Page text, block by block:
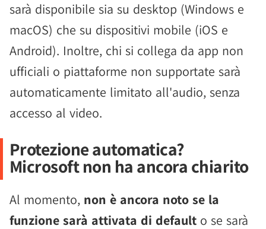
sarà disponibile sia su desktop (Windows e
macOS) che su dispositivi mobile (iOS e
Android). Inoltre, chi si collega da app non
ufficiali o piattaforme non supportate sarà
automaticamente limitato all'audio, senza
accesso al video.
Protezione automatica?
Microsoft non ha ancora chiarito
Al momento, non è ancora noto se la
funzione sarà attivata di default o se sarà